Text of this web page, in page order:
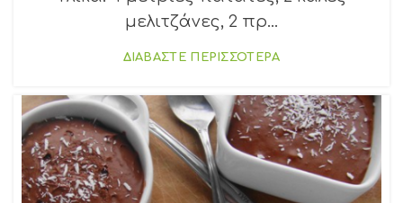
μελιτζάνες, 2 πρ...
ΔΙΑΒΑΣΤΕ ΠΕΡΙΣΣΟΤΕΡΑ